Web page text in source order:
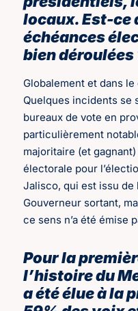
locaux. Est-ce
échéances
bien déroulées
Globalement et dans
Quelques incidents se
bureaux de vote en
particulièrement
majoritaire (et
électorale pour
Jalisco, qui est issu de
Gouverneur sortant,
ce sens n’a été émise
Pour la
l’histoire du
a été élue à la